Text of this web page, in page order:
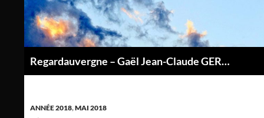
contenu
Regardauvergne – Gaël Jean-Claude GERARD
ANNÉE 2018,MAI 2018